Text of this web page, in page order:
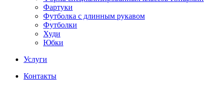
Фартуки
Футболка с длинным рукавом
Футболки
Худи
Юбки
Услуги
Контакты